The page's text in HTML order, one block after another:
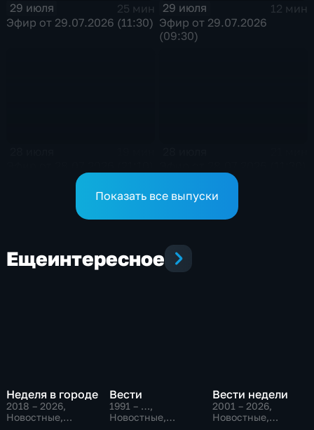
29 июля
25 мин
Эфир от 29.07.2026 (11:30)
29 июля
12 мин
Эфир от 29.07.2026
(09:30)
Показать все выпуски
Ещеинтересное
Неделя в городе
2018 – 2026,
Новостные,
Вести
1991 – …,
Новостные,
Вести недели
2001 – 2026,
Новостные,